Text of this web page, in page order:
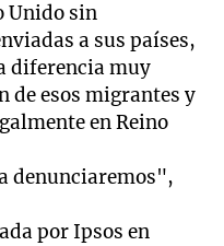
Unido sin
a sus países,
diferencia muy
de esos migrantes y
en Reino
denunciaremos",
por Ipsos en